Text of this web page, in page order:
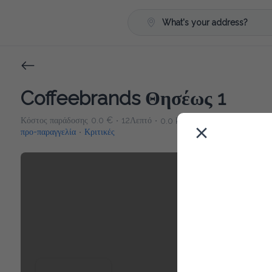
What's your address?
Coffeebrands Θησέως 1
Κόστος παράδοσης 0.0 € • 12Λεπτό • 0.0 km
προ-παραγγελία • Κριτικές